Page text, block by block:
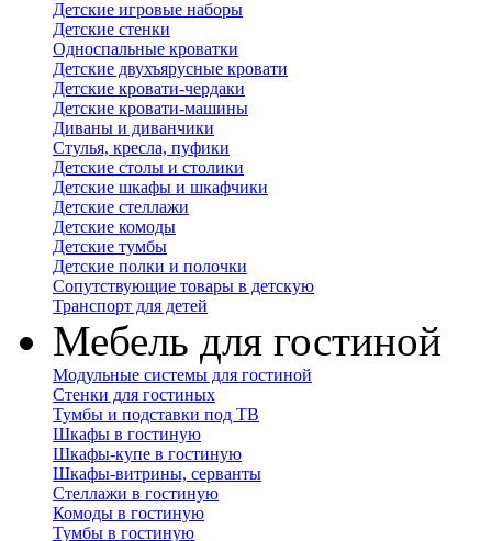
Детские игровые наборы
Детские стенки
Односпальные кроватки
Детские двухъярусные кровати
Детские кровати-чердаки
Детские кровати-машины
Диваны и диванчики
Стулья, кресла, пуфики
Детские столы и столики
Детские шкафы и шкафчики
Детские стеллажи
Детские комоды
Детские тумбы
Детские полки и полочки
Сопутствующие товары в детскую
Транспорт для детей
Мебель для гостиной
Модульные системы для гостиной
Стенки для гостиных
Тумбы и подставки под ТВ
Шкафы в гостиную
Шкафы-купе в гостиную
Шкафы-витрины, серванты
Стеллажи в гостиную
Комоды в гостиную
Тумбы в гостиную